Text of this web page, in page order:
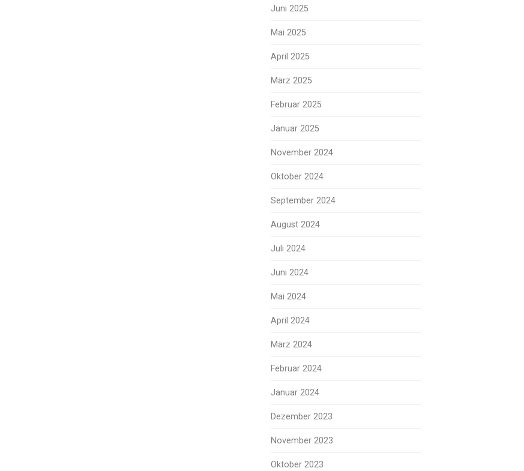
Juni 2025
Mai 2025
April 2025
März 2025
Februar 2025
Januar 2025
November 2024
Oktober 2024
September 2024
August 2024
Juli 2024
Juni 2024
Mai 2024
April 2024
März 2024
Februar 2024
Januar 2024
Dezember 2023
November 2023
Oktober 2023